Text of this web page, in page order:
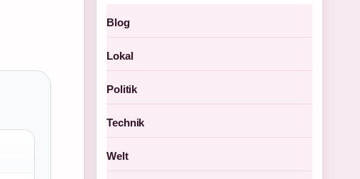
Blog
Lokal
Politik
Technik
Welt